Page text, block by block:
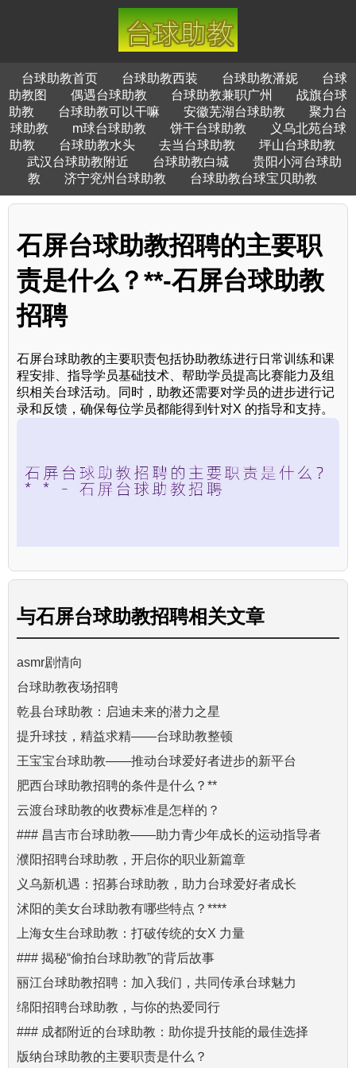
台球助教首页 台球助教西装 台球助教潘妮
台球
助教图
偶遇台球助教 台球助教兼职广州
战旗台球
助教
台球助教可以干嘛 安徽芜湖台球助教
聚力台
球助教
m球台球助教 饼干台球助教
义乌北苑台球
助教
台球助教水头 去当台球助教
坪山台球助教
武汉台球助教附近
台球助教白城
贵阳小河台球助
教
济宁兖州台球助教 台球助教台球宝贝助教
石屏台球助教招聘的主要职
责是什么？**-石屏台球助教
招聘
石屏台球助教的主要职责包括协助教练进行日常训练和课
程安排、指导学员基础技术、帮助学员提高比赛能力及组
织相关台球活动。同时，助教还需要对学员的进步进行记
录和反馈，确保每位学员都能得到针对X 的指导和支持。
与石屏台球助教招聘相关文章
asmr剧情向
台球助教夜场招聘
乾县台球助教：启迪未来的潜力之星
提升球技，精益求精——台球助教整顿
王宝宝台球助教——推动台球爱好者进步的新平台
肥西台球助教招聘的条件是什么？**
云渡台球助教的收费标准是怎样的？
### 昌吉市台球助教——助力青少年成长的运动指导者
濮阳招聘台球助教，开启你的职业新篇章
义乌新机遇：招募台球助教，助力台球爱好者成长
沭阳的美女台球助教有哪些特点？****
上海女生台球助教：打破传统的女X 力量
### 揭秘“偷拍台球助教”的背后故事
丽江台球助教招聘：加入我们，共同传承台球魅力
绵阳招聘台球助教，与你的热爱同行
### 成都附近的台球助教：助你提升技能的最佳选择
版纳台球助教的主要职责是什么？